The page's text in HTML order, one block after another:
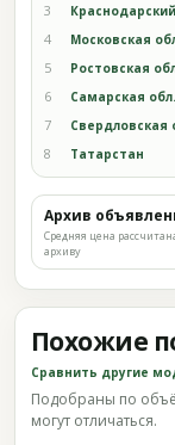
3
4 Московская
5 Ростовская
6 Самарская обл.
7 Свердловская
8 Татарстан
Архив
Средняя цена
архиву
Похожие
Сравнить другие
Подобраны по
могут отличаться.